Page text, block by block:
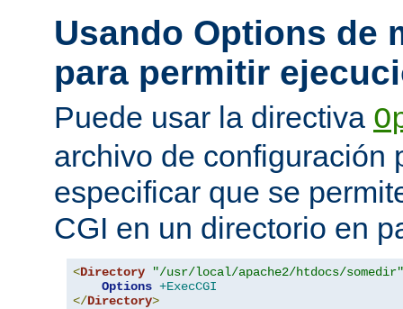
Usando Options de
para permitir
Puede usar la directiva
archivo de configuración
especificar que se
CGI en un directorio en
<Directory
"/usr/local/apache2/htdocs/somedir"
Options +ExecCGI
</Directory>